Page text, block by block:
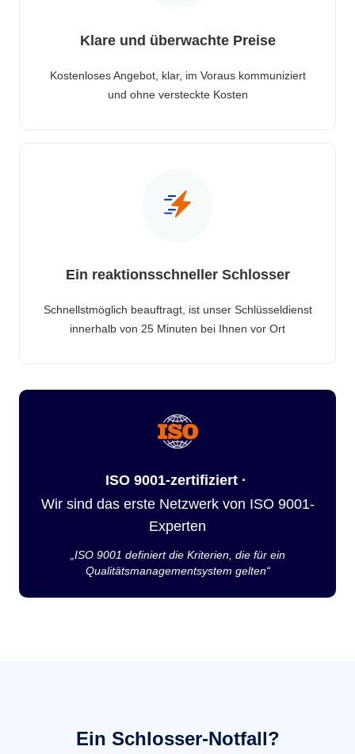
Klare und überwachte Preise
Kostenloses Angebot, klar, im Voraus kommuniziert
und ohne versteckte Kosten
Ein reaktionsschneller Schlosser
Schnellstmöglich beauftragt, ist unser Schlüsseldienst
innerhalb von 25 Minuten bei Ihnen vor Ort
ISO 9001-zertifiziert ·
Wir sind das erste Netzwerk von ISO 9001-
Experten
„ISO 9001 definiert die Kriterien, die für ein
Qualitätsmanagementsystem gelten“
Ein Schlosser-Notfall?